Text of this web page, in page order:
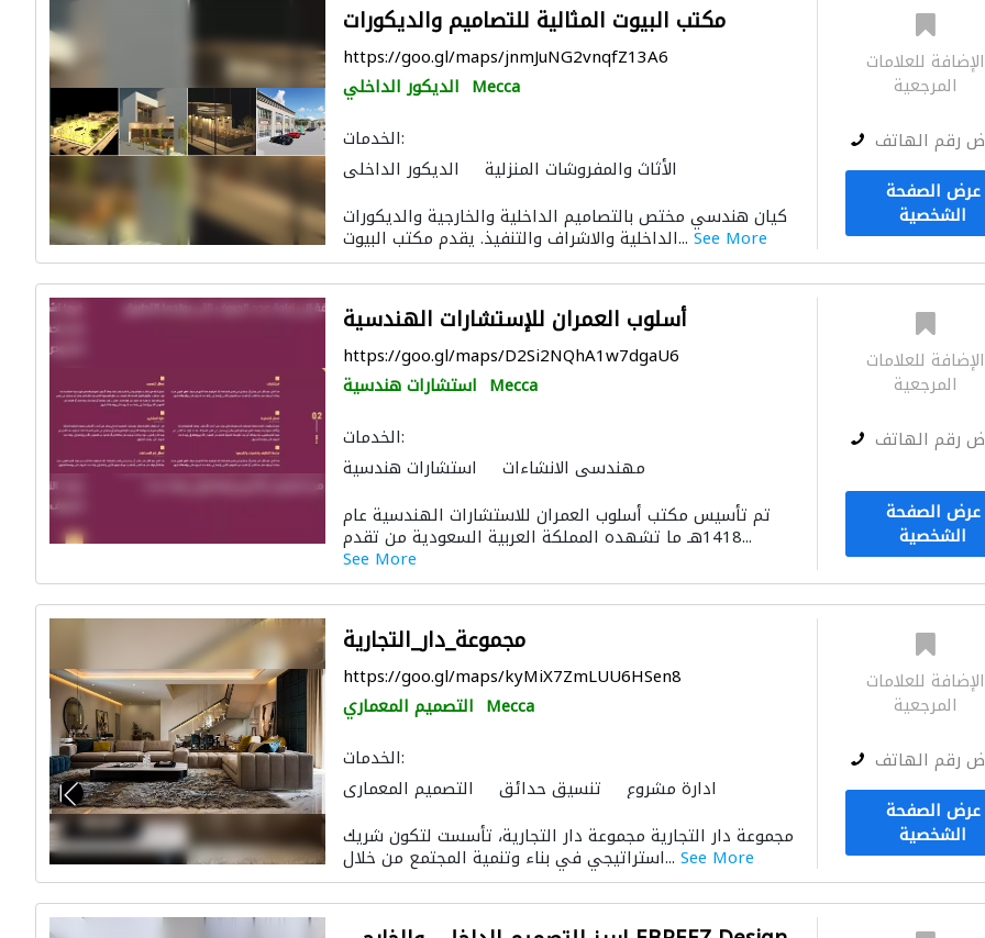
مكتب البيوت المثالية للتصاميم والديكورات
https://goo.gl/maps/jnmJuNG2vnqfZ13A6
الديكور الداخلي Mecca
الخدمات:
الديكور الداخلي
الأثاث والمفروشات المنزلية
كيان هندسي مختص بالتصاميم الداخلية والخارجية والديكورات
الداخلية والاشراف والتنفيذ. يقدم مكتب البيوت... See More
الإضافة للعلامات
المرجعية
رقم الهاتف
عرض الصفحة
الشخصية
أسلوب العمران للإستشارات الهندسية
https://goo.gl/maps/D2Si2NQhA1w7dgaU6
استشارات هندسية Mecca
الخدمات:
استشارات هندسية
مهندسي الانشاءات
الأثاث والمفروشات المنزلية الديكور الداخلي
التصميم المعماري
تم تأسيس مكتب أسلوب العمران للاستشارات الهندسية عام
1418هـ ما تشهده المملكة العربية السعودية من تقدم...
See More
الإضافة للعلامات
المرجعية
رقم الهاتف
عرض الصفحة
الشخصية
مجموعة_دار_التجارية
https://goo.gl/maps/kyMiX7ZmLUU6HSen8
التصميم المعماري Mecca
الخدمات:
التصميم المعماري
تنسيق حدائق ادارة مشروع
الديكور الداخلي
مجموعة دار التجارية مجموعة دار التجارية، تأسست لتكون شريك
استراتيجي في بناء وتنمية المجتمع من خلال... See More
الإضافة للعلامات
المرجعية
رقم الهاتف
عرض الصفحة
الشخصية